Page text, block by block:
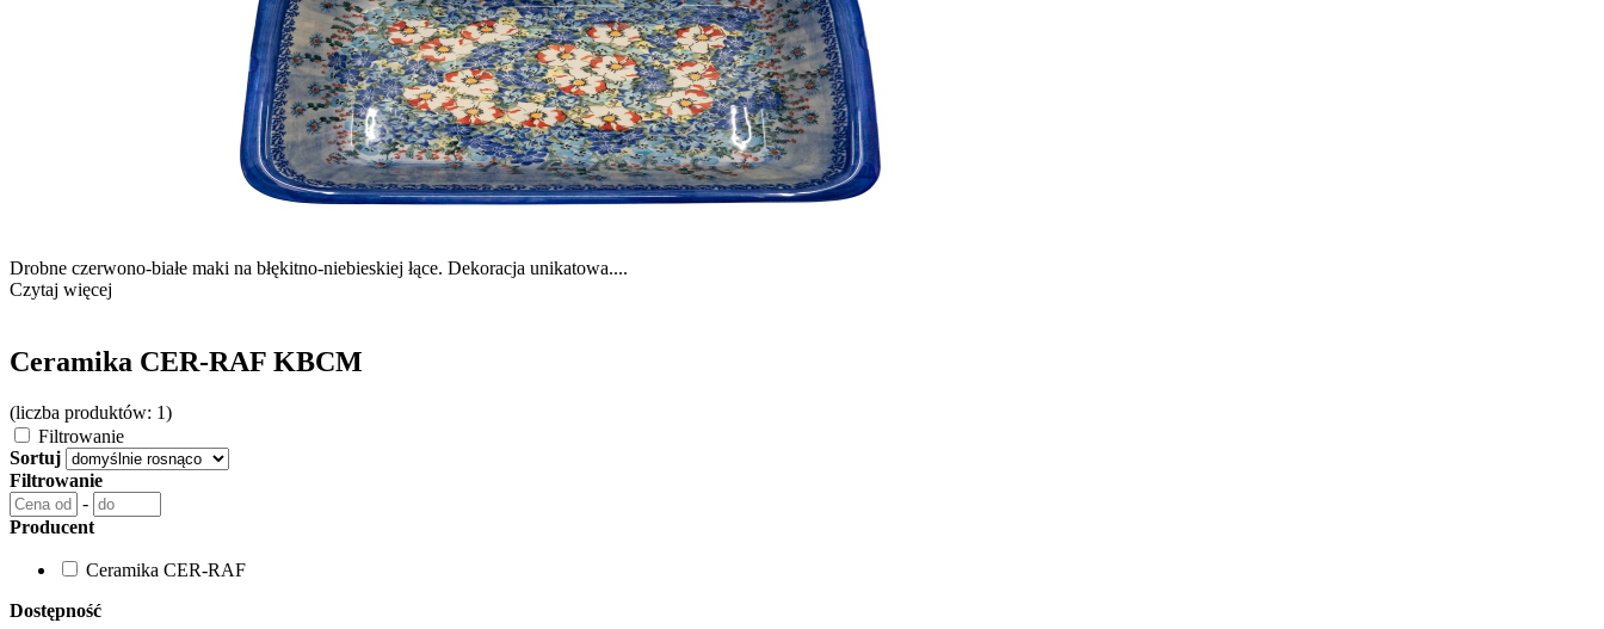
Drobne czerwono-białe maki na błękitno-niebieskiej łące. Dekoracja unikatowa....
Czytaj więcej
Ceramika CER-RAF KBCM
(liczba produktów: 1)
Filtrowanie
Sortuj
Filtrowanie
-
Producent
Ceramika CER-RAF
Dostępność